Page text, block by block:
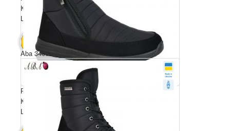
Комплектація ящика: 6
Ціна за пару: 590 грн.
В КОШИК 3540 грн.
Розмірний ряд: 41-45
Комплектація ящика: 6
Ціна за пару: 590 грн.
Aba 3406 чорний